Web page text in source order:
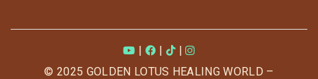
|
© 2025 GOLDEN LOTUS HEALING WORLD –